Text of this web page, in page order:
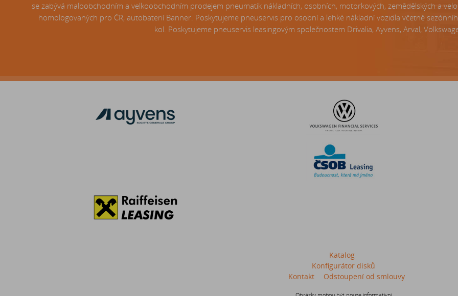
se zabývá maloobchodním a velkoobchodním prodejem pneumatik nákladních, osobních, motorkových, zemědělských a
homologovaných pro ČR, autobaterií Banner. Poskytujeme pneuservis pro osobní a lehké nákladní vozidla včetně
kol. Poskytujeme pneuservis leasingovým společnostem Drivalia, Ayvens, Arval,
Katalog
Konfigurátor disků
Kontakt
Odstoupení od smlouvy